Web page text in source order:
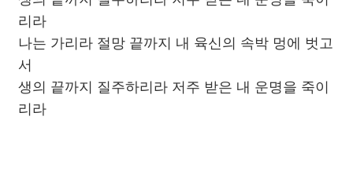
리라
나는 가리라 절망 끝까지 내 육신의 속박 멍에 벗고
서
생의 끝까지 질주하리라 저주 받은 내 운명을 죽이
리라